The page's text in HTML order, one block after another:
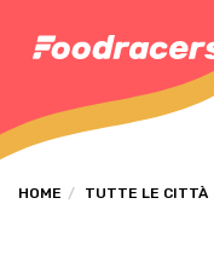
HOME TUTTE LE CITTÀ